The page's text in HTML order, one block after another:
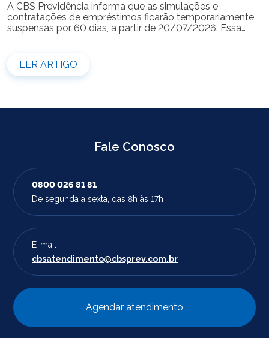
A CBS Previdência informa que as simulações e
contratações de empréstimos ficarão temporariamente
suspensas por 60 dias, a partir de 20/07/2026. Essa
realizar novas simulações ou contratar empréstimos
pelos canais disponibilizados pela CBS Previdência.
Recomendamos que os participantes que […]
LER ARTIGO
Fale Conosco
0800 026 81 81
De segunda a sexta, das 8h às 17h
E-mail
cbsatendimento@cbsprev.com.br
Agendar atendimento